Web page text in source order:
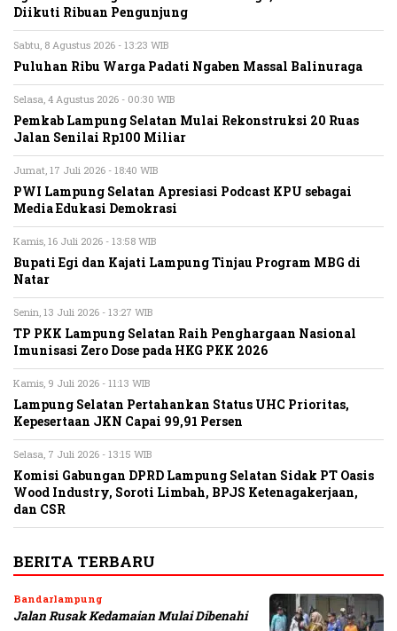
Diikuti Ribuan Pengunjung
Sabtu, 8 Agustus 2026 - 13:23 WIB
Puluhan Ribu Warga Padati Ngaben Massal Balinuraga
Selasa, 4 Agustus 2026 - 00:30 WIB
Pemkab Lampung Selatan Mulai Rekonstruksi 20 Ruas
Jalan Senilai Rp100 Miliar
Jumat, 17 Juli 2026 - 18:40 WIB
PWI Lampung Selatan Apresiasi Podcast KPU sebagai
Media Edukasi Demokrasi
Kamis, 16 Juli 2026 - 13:58 WIB
Bupati Egi dan Kajati Lampung Tinjau Program MBG di
Natar
Senin, 13 Juli 2026 - 13:27 WIB
TP PKK Lampung Selatan Raih Penghargaan Nasional
Imunisasi Zero Dose pada HKG PKK 2026
Kamis, 9 Juli 2026 - 11:13 WIB
Lampung Selatan Pertahankan Status UHC Prioritas,
Kepesertaan JKN Capai 99,91 Persen
Selasa, 7 Juli 2026 - 13:15 WIB
Komisi Gabungan DPRD Lampung Selatan Sidak PT Oasis
Wood Industry, Soroti Limbah, BPJS Ketenagakerjaan,
dan CSR
BERITA TERBARU
Bandarlampung
Jalan Rusak Kedamaian Mulai Dibenahi